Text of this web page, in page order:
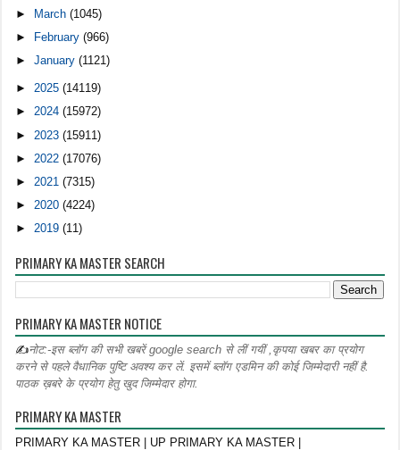
► March(1045)
► February(966)
►January(1121)
►2025(14119)
►2024(15972)
► 2023(15911)
► 2022(17076)
►2021(7315)
►2020(4224)
►2019(11)
PRIMARY KA MASTER SEARCH
PRIMARY KA MASTER NOTICE
✍नोट:-इस ब्लॉग की सभी खबरें google search से लीं गयीं ,कृपया खबर का प्रयोग
करने से पहले वैधानिक पुष्टि अवश्य कर लें. इसमें ब्लॉग एडमिन की कोई जिम्मेदारी नहीं है.
पाठक ख़बरे के प्रयोग हेतु खुद जिम्मेदार होगा.
PRIMARY KA MASTER
PRIMARY KA MASTER | UP PRIMARY KA MASTER |